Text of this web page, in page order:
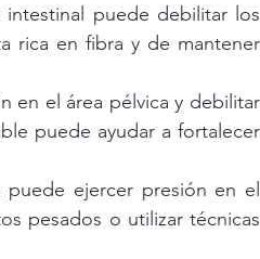
intestinal puede debilitar los
rica en fibra y de mantener
en el área pélvica y debilitar
puede ayudar a fortalecer
ejercer presión en el
pesados o utilizar técnicas